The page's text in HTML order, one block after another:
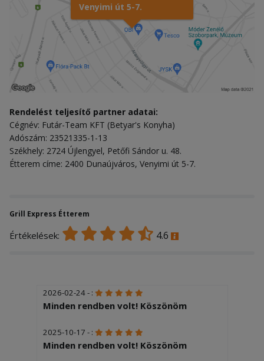
Venyimi út 5-7.
Rendelést teljesítő partner adatai:
Cégnév: Futár-Team KFT (Betyar's Konyha)
Adószám: 23521335-1-13
Székhely: 2724 Újlengyel, Petőfi Sándor u. 48.
Étterem címe: 2400 Dunaújváros, Venyimi út 5-7.
Grill Express Étterem
Értékelések: 4.6
2026-02-24 - :
Minden rendben volt! Köszönöm
2025-10-17 - :
Minden rendben volt! Köszönöm